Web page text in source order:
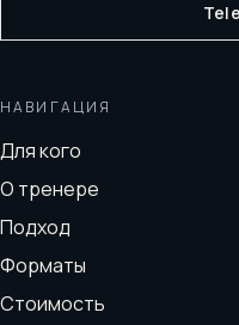
НАВИГАЦИЯ
Для кого
О тренере
Подход
Форматы
Стоимость